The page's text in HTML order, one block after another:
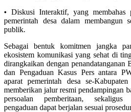
• Diskusi Interaktif, yang membahas
pemerintah desa dalam membangun
publik.
Sebagai bentuk komitmen jangka
ekosistem komunikasi yang sehat di
dirangkaikan dengan penandatanganan
dan Pengaduan Kasus Pers antara
aparat pemerintah desa se-
memberikan jalur resmi pendampingan
persoalan pemberitaan, sekaligus
pengaduan dapat berjalan sesuai